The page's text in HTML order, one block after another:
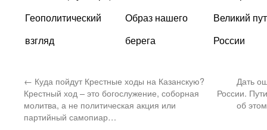
содержимому
Геополитический
взгляд
Образ нашего
берега
Великий
России
← Куда пойдут Крестные ходы на Казанскую?
Крестный ход – это богослужение, соборная
молитва, а не политическая акция или
партийный самопиар…
Дать
России.
об